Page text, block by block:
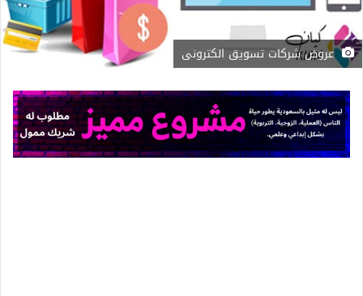
عروض شركات تسويق الكترونى